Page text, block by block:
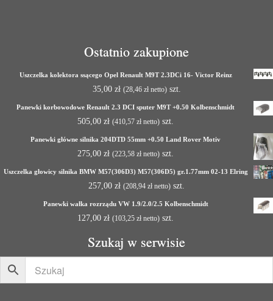
Ostatnio zakupione
Uszczelka kolektora ssącego Opel Renault M9T 2.3DCi 16- Victor Reinz
35,00 zł (28,46 złnetto)szt.
Panewki korbowodowe Renault 2.3 DCI sputer M9T +0.50 Kolbenschmidt
505,00 zł (410,57 zł netto) szt.
Panewki główne silnika 204DTD 55mm +0.50 Land Rover Motiv
275,00 zł (223,58 zł netto) szt.
Uszczelka głowicy silnika BMW M57(306D3) M57(306D5) gr.1.77mm 02-13 Elring
257,00 zł (208,94 zł netto) szt.
Panewki wałka rozrządu VW 1.9/2.0/2.5 Kolbenschmidt
127,00 zł (103,25 zł netto) szt.
Szukaj w serwisie